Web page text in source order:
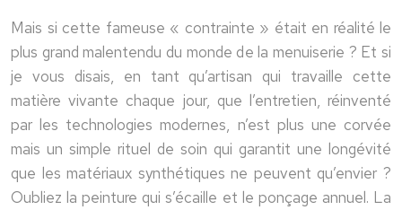
Mais si cette fameuse « contrainte » était en réalité le
plus grand malentendu du monde de la menuiserie ? Et si
je vous disais, en tant qu’artisan qui travaille cette
matière vivante chaque jour, que l’entretien, réinventé
par les technologies modernes, n’est plus une corvée
mais un simple rituel de soin qui garantit une longévité
que les matériaux synthétiques ne peuvent qu’envier ?
Oubliez la peinture qui s’écaille et le ponçage annuel. La